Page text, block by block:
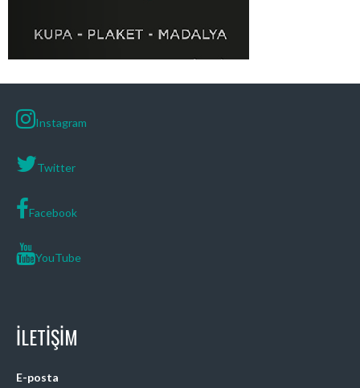
Instagram
Twitter
Facebook
YouTube
İLETIŞIM
E-posta